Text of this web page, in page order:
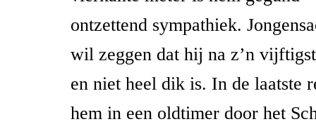
ontzettend sympathiek.
wil zeggen dat hij na z’n
en niet heel dik is. In de laatste
hem in een oldtimer door het